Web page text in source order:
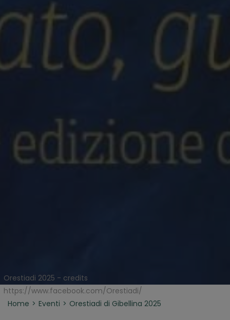
Orestiadi 2025 - credits
https://www.facebook.com/Orestiadi/
Home
Eventi Orestiadi di Gibellina 2025